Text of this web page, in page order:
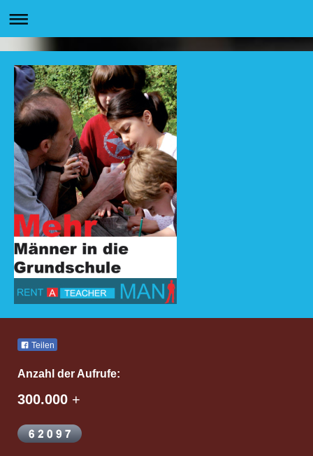
Teilen
Anzahl der Aufrufe:
300.000 +